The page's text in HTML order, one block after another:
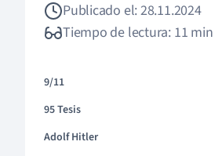
Publicado el: 28.11.2024
Tiempo de lectura: 11 min
9/11
95 Tesis
Adolf Hitler